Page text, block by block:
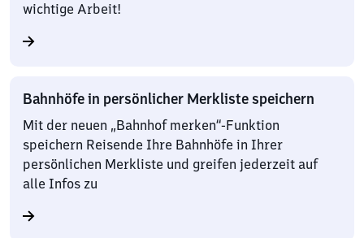
wichtige Arbeit!
Bahnhöfe in persönlicher Merkliste speichern
Mit der neuen „Bahnhof merken“-Funktion
speichern Reisende Ihre Bahnhöfe in Ihrer
persönlichen Merkliste und greifen jederzeit auf
alle Infos zu